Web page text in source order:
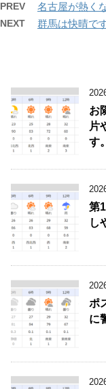
PREV 名古屋が熱く
NEXT 群馬は快晴で
お
片
す。
第
し
ポ
に